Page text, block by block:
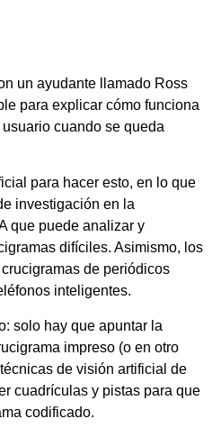
un ayudante llamado Ross
para explicar cómo funciona
cuando se queda
para hacer esto, en lo que
investigación en la
que puede analizar y
difíciles. Asimismo, los
de periódicos
inteligentes.
solo hay que apuntar la
impreso (o en otro
de visión artificial de
cuadrículas y pistas para que
codificado.